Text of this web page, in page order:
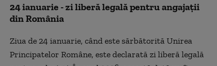
24 ianuarie - zi liberă legală pentru angajații
din România
Ziua de 24 ianuarie, când este sărbătorită Unirea
Principatelor Române, este declarată zi liberă legală